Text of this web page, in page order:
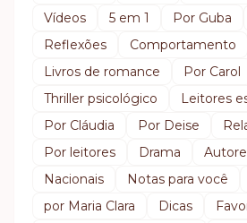
Vídeos
5 em 1 Por Guba
Reflexões
Comportamento
Livros de romance
Por Carol
Thriller psicológico
Leitores
Por Cláudia
Por Deise
Por leitores
Drama
Nacionais
Notas para você
por Maria Clara
Dicas